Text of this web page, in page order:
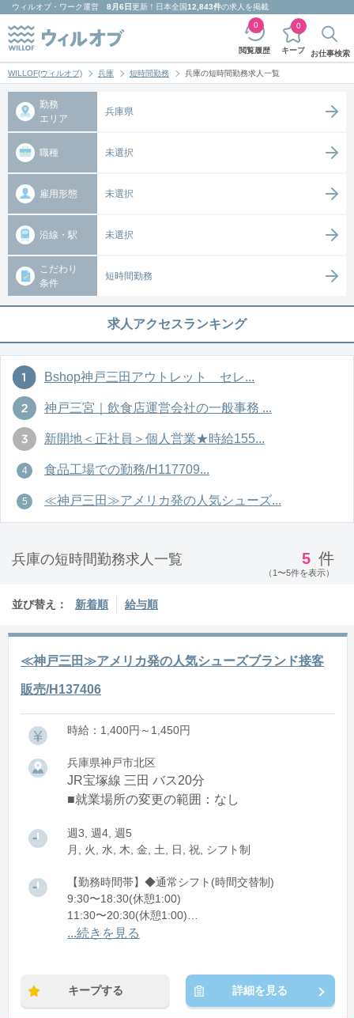
ウィルオブ・ワーク運営 8月6日更新！日本全国12,843件の求人を掲載
閲覧履歴
0
キープ
0
お仕事検索
WILLOF(ウィルオブ) 兵庫 短時間勤務 兵庫の短時間勤務求人一覧
勤務
エリア
兵庫県
職種 未選択
雇用形態 未選択
沿線・駅 未選択
こだわり
条件
短時間勤務
求人アクセスランキング
Bshop神戸三田アウトレット セレ...
神戸三宮｜飲食店運営会社の一般事務 ...
新開地＜正社員＞個人営業★時給155...
食品工場での勤務/H117709...
≪神戸三田≫アメリカ発の人気シューズ...
兵庫の短時間勤務求人一覧 5 件
（1〜5件を表示）
並び替え： 新着順 給与順
≪神戸三田≫アメリカ発の人気シューズブランド接客
販売/H137406
時給：1,400円～1,450円
兵庫県神戸市北区
JR宝塚線 三田 バス20分
■就業場所の変更の範囲：なし
週3, 週4, 週5
月, 火, 水, 木, 金, 土, 日, 祝, シフト制
【勤務時間帯】◆通常シフト(時間交替制)
9:30〜18:30(休憩1:00)
11:30〜20:30(休憩1:00)
...続きを見る
キープする 詳細を見る